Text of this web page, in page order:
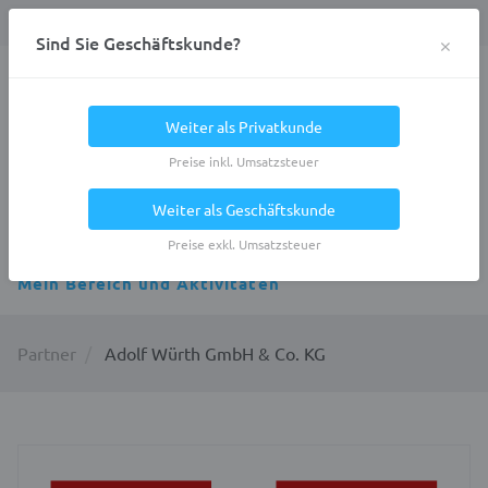
Mein Bereich und Aktivitäten
Partner Adolf Würth GmbH & Co. KG
Sind Sie Geschäftskunde? ×
Weiter als Privatkunde
Preise inkl. Umsatzsteuer
Weiter als Geschäftskunde
Preise exkl. Umsatzsteuer